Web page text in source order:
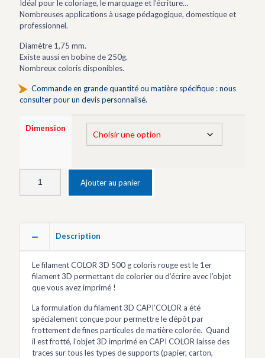
Idéal pour le coloriage, le marquage et l’écriture…
Nombreuses applications à usage pédagogique, domestique et
professionnel.
Diamètre 1,75 mm.
Existe aussi en bobine de 250g.
Nombreux coloris disponibles.
Commande en grande quantité ou matière spécifique : nous
consulter pour un devis personnalisé.
Dimension
Ajouter au panier
Description
Le filament COLOR 3D 500 g coloris rouge est le 1er
filament 3D permettant de colorier ou d’écrire avec l’objet
que vous avez imprimé !
La formulation du filament 3D CAPI’COLOR a été
spécialement conçue pour permettre le dépôt par
frottement de fines particules de matière colorée. Quand
il est frotté, l’objet 3D imprimé en CAPI COLOR laisse des
traces sur tous les types de supports (papier, carton,